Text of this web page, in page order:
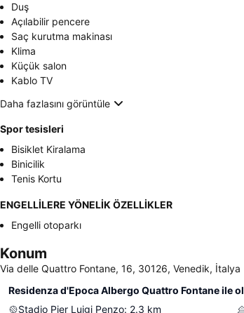
Duş
Açılabilir pencere
Saç kurutma makinası
Klima
Küçük salon
Kablo TV
Daha fazlasını görüntüle
Spor tesisleri
Bisiklet Kiralama
Binicilik
Tenis Kortu
ENGELLİLERE YÖNELİK ÖZELLİKLER
Engelli otoparkı
Konum
Via delle Quattro Fontane, 16, 30126, Venedik, İtalya
Residenza d'Epoca Albergo Quattro Fontane ile
Stadio Pier Luigi Penzo: 2.3 km